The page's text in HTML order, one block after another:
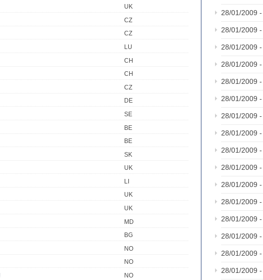
UK
CZ
CZ
LU
CH
CH
CZ
DE
SE
BE
BE
SK
UK
LI
UK
UK
MD
BG
NO
NO
NO
28/01/2009 -
28/01/2009 -
28/01/2009 -
28/01/2009 -
28/01/2009 -
28/01/2009 -
28/01/2009 -
28/01/2009 -
28/01/2009 -
28/01/2009 -
28/01/2009 -
28/01/2009 -
28/01/2009 -
28/01/2009 -
28/01/2009 -
28/01/2009 -